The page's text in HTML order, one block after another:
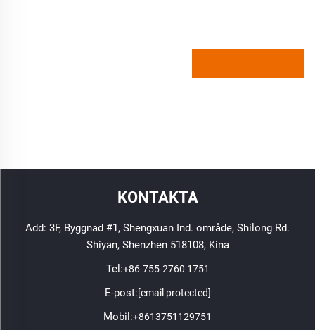
KONTAKTA
Add: 3F, Byggnad #1, Shengxuan Ind. område, Shilong Rd.
Shiyan, Shenzhen 518108, Kina
Tel:+86-755-2760 1751
E-post:[email protected]
Mobil:+8613751129751